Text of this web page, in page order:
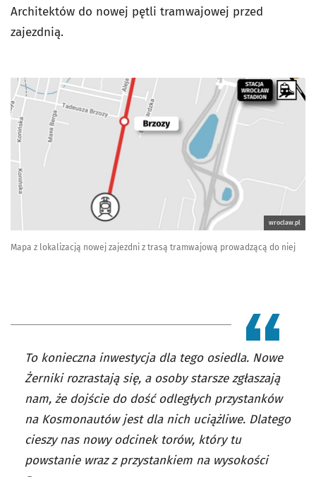
Architektów do nowej pętli tramwajowej przed
zajezdnią.
wroclaw.pl
Mapa z lokalizacją nowej zajezdni z trasą tramwajową prowadzącą do niej
To konieczna inwestycja dla tego osiedla. Nowe
Żerniki rozrastają się, a osoby starsze zgłaszają
nam, że dojście do dość odległych przystanków
na Kosmonautów jest dla nich uciążliwe. Dlatego
cieszy nas nowy odcinek torów, który tu
powstanie wraz z przystankiem na wysokości